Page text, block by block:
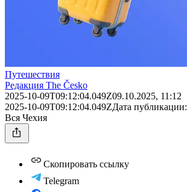
Путешествия
Редакция The Česko
2025-10-09T09:12:04.049Z09.10.2025, 11:12
2025-10-09T09:12:04.049ZДата публикации:
Вся Чехия
Скопировать ссылку
Telegram